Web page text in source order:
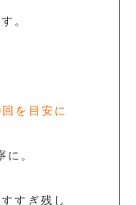
。
を目安に
に。
すぎ残し